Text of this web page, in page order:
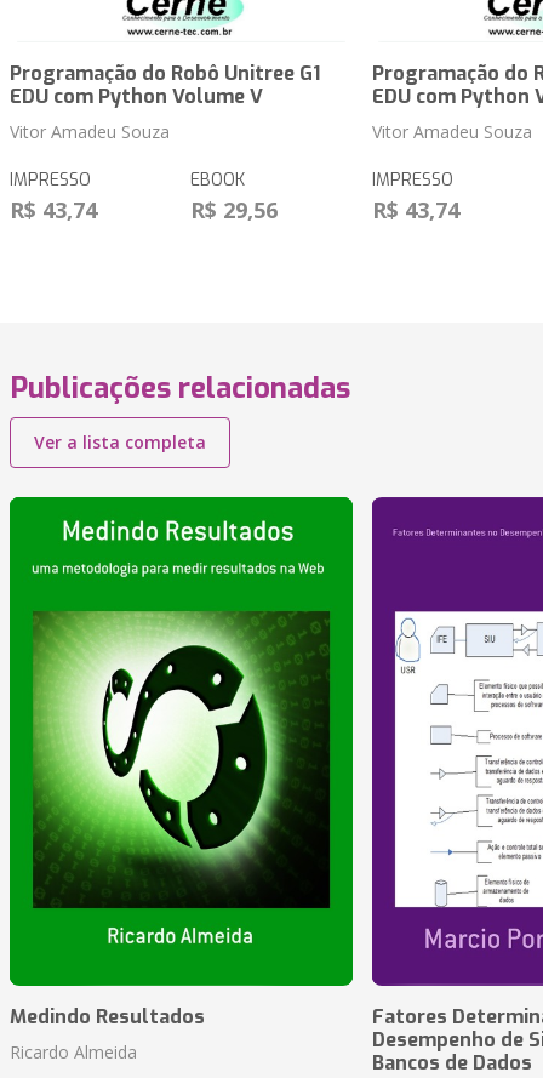
Programação do Robô Unitree G1
EDU com Python Volume V
Vitor Amadeu Souza
IMPRESSO
R$ 43,74
EBOOK
R$ 29,56
Programação do
EDU com Python
Vitor Amadeu Souza
IMPRESSO
R$ 43,74
Publicações relacionadas
Ver a lista completa
Medindo Resultados
Ricardo Almeida
Fatores
Desempenho de
Bancos de Dados